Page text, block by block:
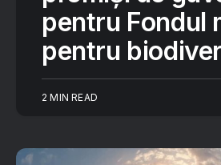
pentru Fondul
pentru
2 MIN READ